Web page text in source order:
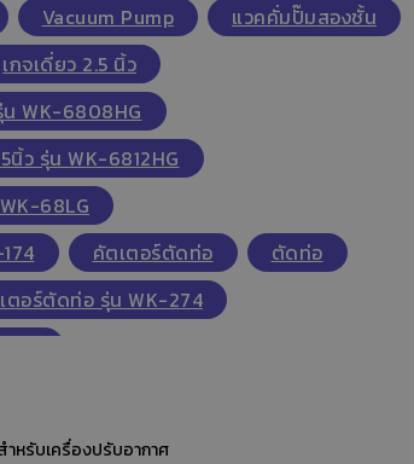
Vacuum Pump
แวคคั่มปั๊มสองชั้น
เกจเดี่ยว 2.5 นิ้ว
น WK-6808HG
นิ้ว รุ่น WK-6812HG
68LG
คัตเตอร์ตัดท่อ
ตัดท่อ
ตอร์ตัดท่อ รุ่น WK-274
,ปั๊มแวคคั่มสุญญากาศ
F ใช้ความเย็นทั่วไป เย็นจัด และใช้สำหรับเครื่องปรับอากาศ